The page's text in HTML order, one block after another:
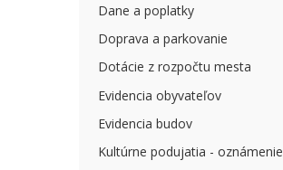
Dane a poplatky
Doprava a parkovanie
Dotácie z rozpočtu mesta
Evidencia obyvateľov
Evidencia budov
Kultúrne podujatia - oznámenie